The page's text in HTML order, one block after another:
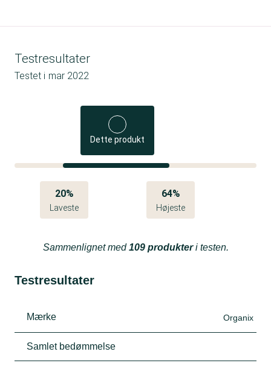
Testresultater
Testet i mar 2022
Dette produkt
20%
Laveste
64%
Højeste
Sammenlignet med109 produkteri testen.
Testresultater
Mærke Organix
Samlet bedømmelse